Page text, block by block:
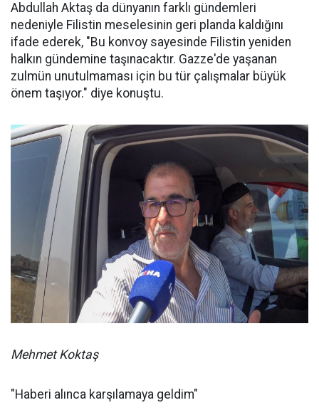
Abdullah Aktaş da dünyanın farklı gündemleri
nedeniyle Filistin meselesinin geri planda kaldığını
ifade ederek, "Bu konvoy sayesinde Filistin yeniden
halkın gündemine taşınacaktır. Gazze'de yaşanan
zulmün unutulmaması için bu tür çalışmalar büyük
önem taşıyor." diye konuştu.
Mehmet Koktaş
"Haberi alınca karşılamaya geldim"